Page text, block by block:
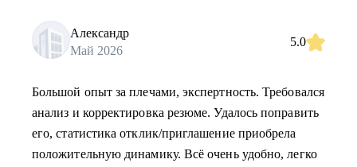
Александр
Май 2026
5.0
Большой опыт за плечами, экспертность. Требовался
анализ и корректировка резюме. Удалось поправить
его, статистика отклик/приглашение приобрела
положительную динамику. Всё очень удобно, легко